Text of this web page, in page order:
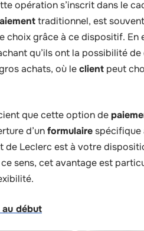
opération s’inscrit dans le
traditionnel, est
choix grâce à ce dispositif. En
qu’ils ont la possibilité
achats, où leclient peut
que cette option de
d’unformulaire spécifique
de Leclerc est à votre
sens, cet avantage est
début